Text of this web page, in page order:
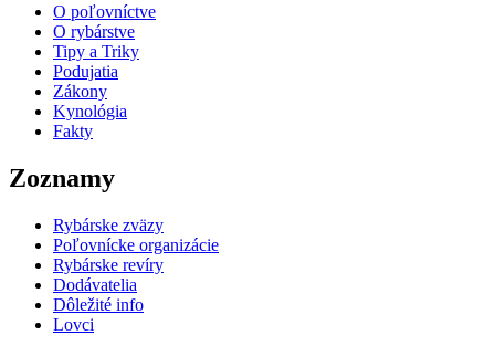
O poľovníctve
O rybárstve
Tipy a Triky
Podujatia
Zákony
Kynológia
Fakty
Zoznamy
Rybárske zväzy
Poľovnícke organizácie
Rybárske revíry
Dodávatelia
Dôležité info
Lovci